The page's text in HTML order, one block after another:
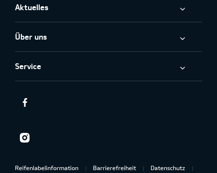
Aktuelles
Über uns
Service
Reifenlabelinformation Barrierefreiheit Datenschutz